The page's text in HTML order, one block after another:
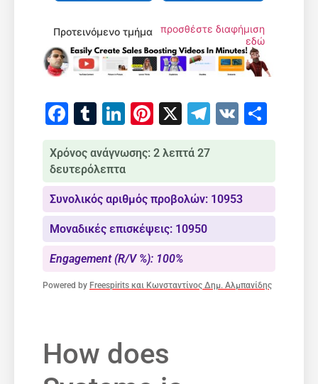
Προτεινόμενο τμήμα
προσθέστε διαφήμιση
εδώ
Facebook
Tumblr
LinkedIn
Pinterest
X Telegram
VK
Χρόνος ανάγνωσης: 2 λεπτά 27
δευτερόλεπτα
Συνολικός αριθμός προβολών: 10953
Μοναδικές επισκέψεις: 10950
Engagement (R/V %): 100%
Powered by Freespirits και Κωνσταντίνος Δημ. Αλμπανίδης
How does